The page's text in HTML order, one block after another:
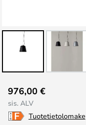
to
the
beginning
976,00 €
sis. ALV
Tuotetietolomake